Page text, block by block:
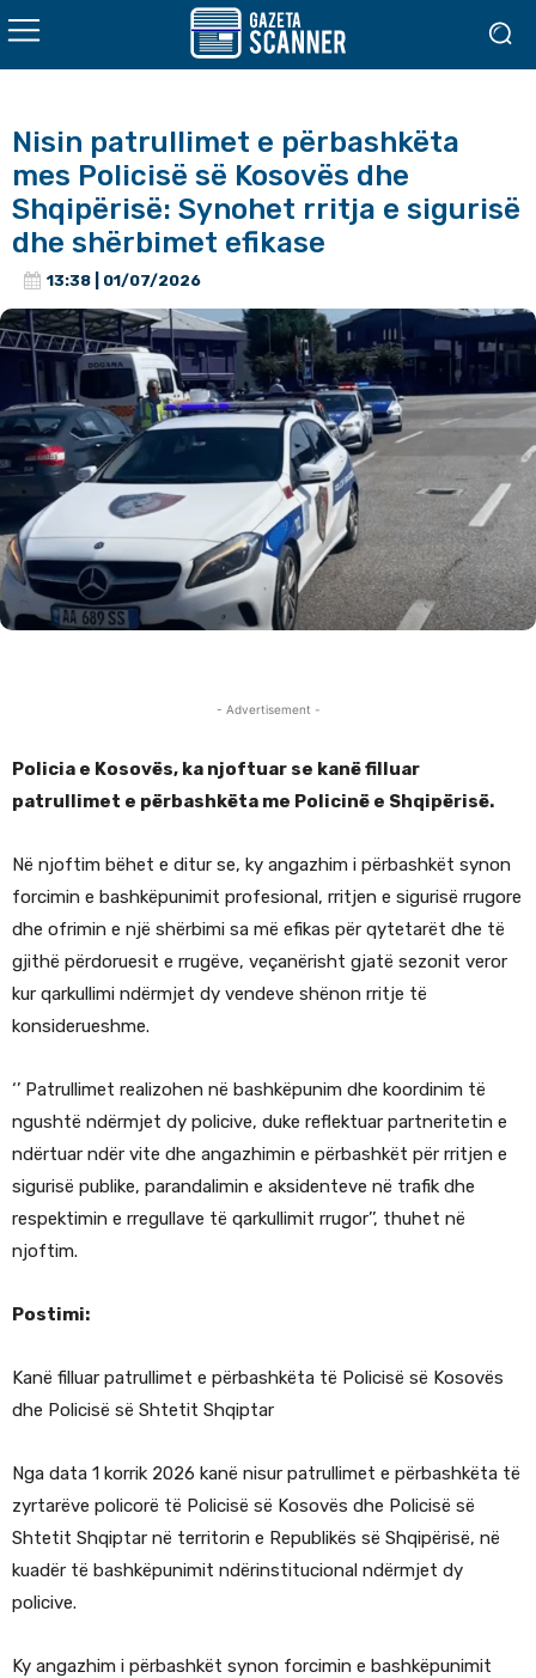
Nisin patrullimet e përbashkëta
mes Policisë së Kosovës dhe
Shqipërisë: Synohet rritja e sigurisë
dhe shërbimet efikase
13:38 | 01/07/2026
- Advertisement -
Policia e Kosovës, ka njoftuar se kanë filluar
patrullimet e përbashkëta me Policinë e Shqipërisë.
Në njoftim bëhet e ditur se, ky angazhim i përbashkët synon
forcimin e bashkëpunimit profesional, rritjen e sigurisë rrugore
dhe ofrimin e një shërbimi sa më efikas për qytetarët dhe të
gjithë përdoruesit e rrugëve, veçanërisht gjatë sezonit veror
kur qarkullimi ndërmjet dy vendeve shënon rritje të
konsiderueshme.
‘’ Patrullimet realizohen në bashkëpunim dhe koordinim të
ngushtë ndërmjet dy policive, duke reflektuar partneritetin e
ndërtuar ndër vite dhe angazhimin e përbashkët për rritjen e
sigurisë publike, parandalimin e aksidenteve në trafik dhe
respektimin e rregullave të qarkullimit rrugor’’, thuhet në
njoftim.
Postimi:
Kanë filluar patrullimet e përbashkëta të Policisë së Kosovës
dhe Policisë së Shtetit Shqiptar
Nga data 1 korrik 2026 kanë nisur patrullimet e përbashkëta të
zyrtarëve policorë të Policisë së Kosovës dhe Policisë së
Shtetit Shqiptar në territorin e Republikës së Shqipërisë, në
kuadër të bashkëpunimit ndërinstitucional ndërmjet dy
policive.
Ky angazhim i përbashkët synon forcimin e bashkëpunimit